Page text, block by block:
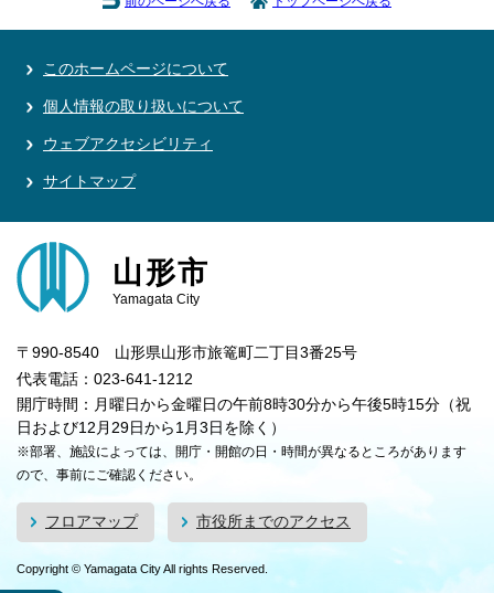
このホームページについて
個人情報の取り扱いについて
ウェブアクセシビリティ
サイトマップ
山形市
Yamagata City
〒990-8540 山形県山形市旅篭町二丁目3番25号
代表電話：023-641-1212
開庁時間：月曜日から金曜日の午前8時30分から午後5時15分（祝
日および12月29日から1月3日を除く）
※部署、施設によっては、開庁・開館の日・時間が異なるところがあります
ので、事前にご確認ください。
フロアマップ 市役所までのアクセス
Copyright © Yamagata City All rights Reserved.